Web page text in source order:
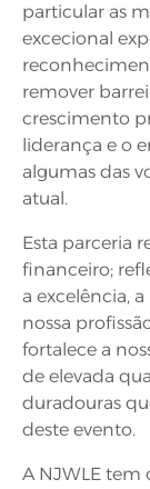
particular as
excecional
remover
crescimento
liderança e o
algumas das
atual.
Esta parceria
financeiro;
a excelência,
nossa
fortalece a
de elevada
duradouras
deste evento.
A NJWLE tem